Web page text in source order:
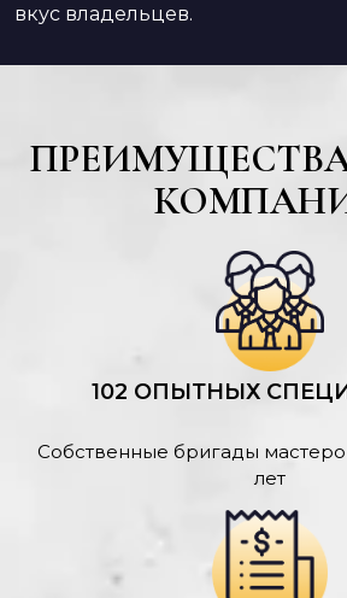
вкус владельцев.
102 ОПЫТНЫХ
Собственные бригады
лет